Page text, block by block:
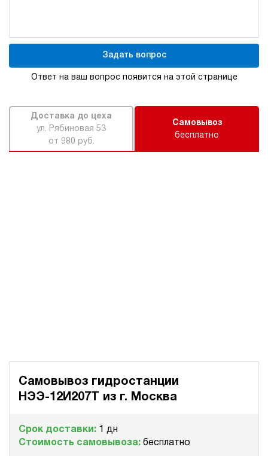
Ответ на ваш вопрос появится на этой странице
Задать вопрос
Доставка до цеха
ул. Рябиновая 53
от 980 руб.
Самовывоз
бесплатно
Самовывоз гидростанции
НЭЭ-12И207Т из г. Москва
Срок доставки: 1 дн
Стоимость самовывоза: бесплатно